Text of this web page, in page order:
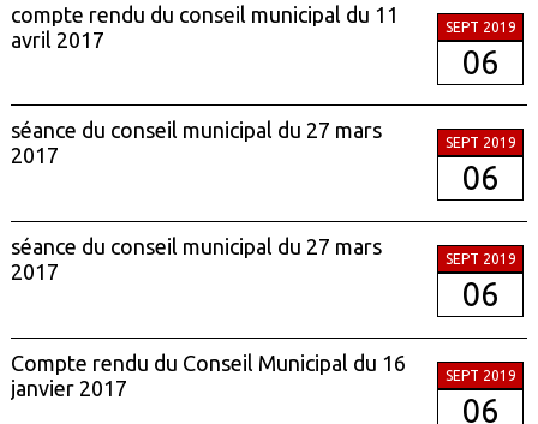
compte rendu du conseil municipal du 11
avril 2017
SEPT 2019
06
séance du conseil municipal du 27 mars
2017
SEPT 2019
06
séance du conseil municipal du 27 mars
2017
SEPT 2019
06
Compte rendu du Conseil Municipal du 16
janvier 2017
SEPT 2019
06